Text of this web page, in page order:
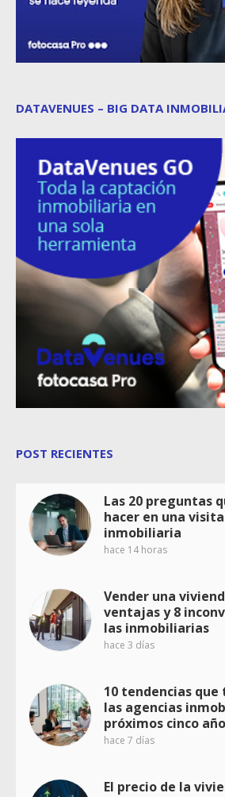
DATAVENUES – BIG DATA
POST RECIENTES
Las 20 preguntas
hacer en una
inmobiliaria
hace 14 horas
Vender una
ventajas y 8
las inmobiliarias
hace 3 días
10 tendencias
las agencias
próximos cinco
hace 7 días
El precio de la